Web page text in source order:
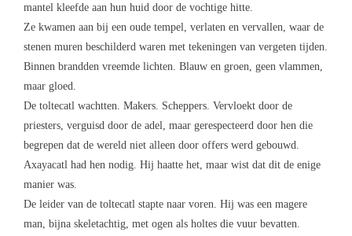
mantel kleefde aan hun huid door de vochtige hitte.
Ze kwamen aan bij een oude tempel, verlaten en vervallen, waar de
stenen muren beschilderd waren met tekeningen van vergeten tijden.
Binnen brandden vreemde lichten. Blauw en groen, geen vlammen,
maar gloed.
De toltecatl wachtten. Makers. Scheppers. Vervloekt door de
priesters, verguisd door de adel, maar gerespecteerd door hen die
begrepen dat de wereld niet alleen door offers werd gebouwd.
Axayacatl had hen nodig. Hij haatte het, maar wist dat dit de enige
manier was.
De leider van de toltecatl stapte naar voren. Hij was een magere
man, bijna skeletachtig, met ogen als holtes die vuur bevatten.